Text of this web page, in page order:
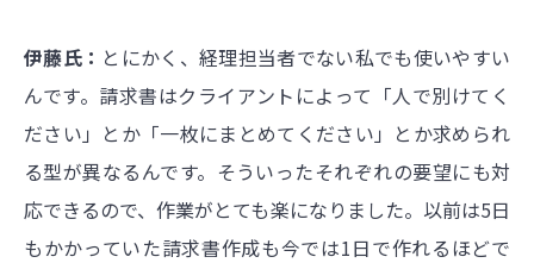
伊藤氏： とにかく、経理担当者でない私でも使いやすい
んです。請求書はクライアントによって「人で別けてく
ださい」とか「一枚にまとめてください」とか求められ
る型が異なるんです。そういったそれぞれの要望にも対
応できるので、作業がとても楽になりました。以前は5日
もかかっていた請求書作成も今では1日で作れるほどで